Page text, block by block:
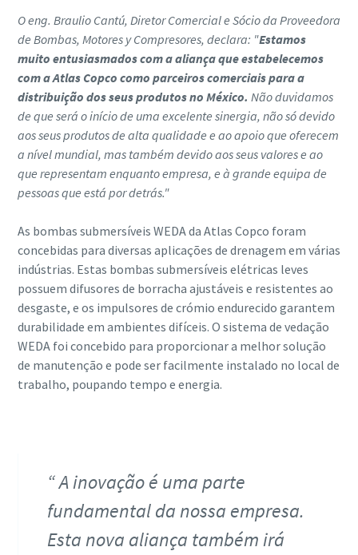
O eng. Braulio Cantú, Diretor Comercial e Sócio da Proveedora
de Bombas, Motores y Compresores, declara: "Estamos
muito entusiasmados com a aliança que estabelecemos
com a Atlas Copco como parceiros comerciais para a
distribuição dos seus produtos no México. Não duvidamos
de que será o início de uma excelente sinergia, não só devido
aos seus produtos de alta qualidade e ao apoio que oferecem
a nível mundial, mas também devido aos seus valores e ao
que representam enquanto empresa, e à grande equipa de
pessoas que está por detrás."
As bombas submersíveis WEDA da Atlas Copco foram
concebidas para diversas aplicações de drenagem em várias
indústrias. Estas bombas submersíveis elétricas leves
possuem difusores de borracha ajustáveis e resistentes ao
desgaste, e os impulsores de crómio endurecido garantem
durabilidade em ambientes difíceis. O sistema de vedação
WEDA foi concebido para proporcionar a melhor solução
de manutenção e pode ser facilmente instalado no local de
trabalho, poupando tempo e energia.
A inovação é uma parte
fundamental da nossa empresa.
Esta nova aliança também irá